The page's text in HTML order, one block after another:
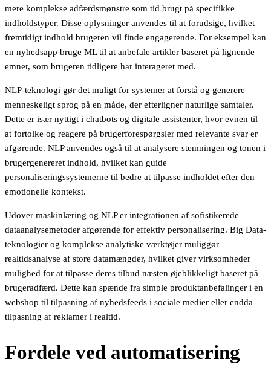
mere komplekse adfærdsmønstre som tid brugt på specifikke
indholdstyper. Disse oplysninger anvendes til at forudsige, hvilket
fremtidigt indhold brugeren vil finde engagerende. For eksempel kan
en nyhedsapp bruge ML til at anbefale artikler baseret på lignende
emner, som brugeren tidligere har interageret med.
NLP-teknologi gør det muligt for systemer at forstå og generere
menneskeligt sprog på en måde, der efterligner naturlige samtaler.
Dette er især nyttigt i chatbots og digitale assistenter, hvor evnen til
at fortolke og reagere på brugerforespørgsler med relevante svar er
afgørende. NLP anvendes også til at analysere stemningen og tonen i
brugergenereret indhold, hvilket kan guide
personaliseringssystemerne til bedre at tilpasse indholdet efter den
emotionelle kontekst.
Udover maskinlæring og NLP er integrationen af sofistikerede
dataanalysemetoder afgørende for effektiv personalisering. Big Data-
teknologier og komplekse analytiske værktøjer muliggør
realtidsanalyse af store datamængder, hvilket giver virksomheder
mulighed for at tilpasse deres tilbud næsten øjeblikkeligt baseret på
brugeradfærd. Dette kan spænde fra simple produktanbefalinger i en
webshop til tilpasning af nyhedsfeeds i sociale medier eller endda
tilpasning af reklamer i realtid.
Fordele ved automatisering